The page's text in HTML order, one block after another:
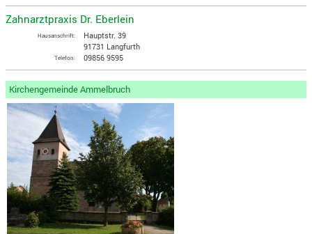
Zahnarztpraxis Dr. Eberlein
Hausanschrift:
Hauptstr. 39
91731 Langfurth
Telefon: 09856 9595
Kirchengemeinde Ammelbruch